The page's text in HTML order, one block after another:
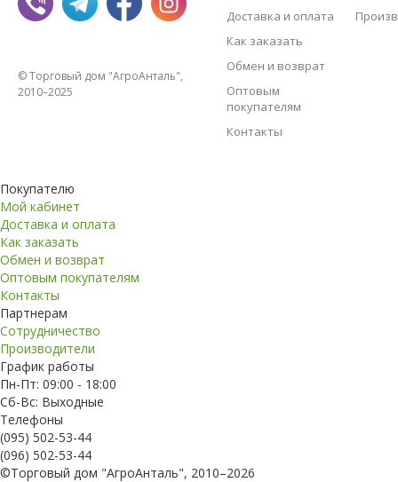
© Торговый дом "АгроАнталь",
2010–2025
Доставка и оплата
Как заказать
Обмен и возврат
Оптовым
покупателям
Контакты
Покупателю
Мой кабинет
Доставка и оплата
Как заказать
Обмен и возврат
Оптовым покупателям
Контакты
Партнерам
Сотрудничество
Производители
График работы
Пн-Пт: 09:00 - 18:00
Сб-Вс: Выходные
Телефоны
(095) 502-53-44
(096) 502-53-44
©Торговый дом "АгроАнталь", 2010–2026